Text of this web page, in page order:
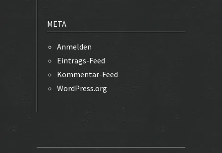
META
Anmelden
Eintrags-Feed
Kommentar-Feed
WordPress.org